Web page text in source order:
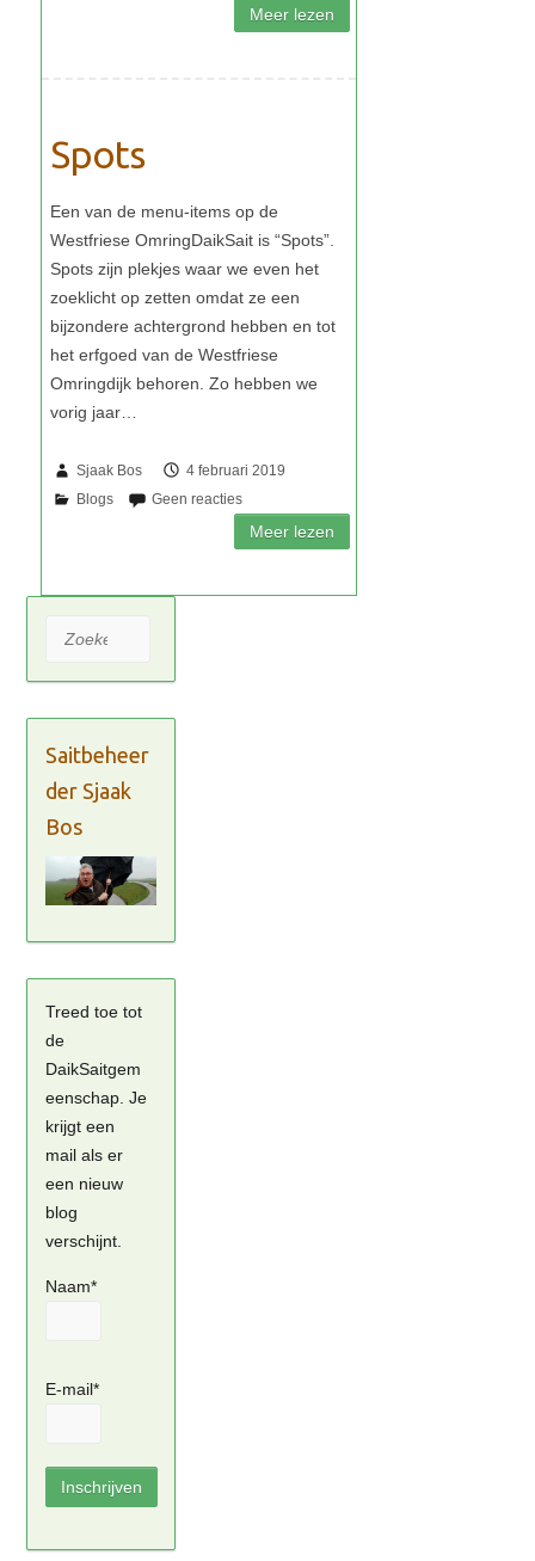
Spots
Sjaak Bos 4 februari 2019
Zoeken
Saitbeheer
der Sjaak
Bos
Treed toe tot
de
DaikSaitgem
eenschap. Je
krijgt een
mail als er
een nieuw
blog
verschijnt.
Naam*
E-mail*